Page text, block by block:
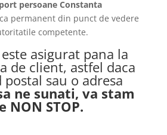
persoane Constanta
permanent din punct de vedere
competente.
asigurat pana la
de client, astfel daca
sau o adresa
ne sunati, va stam
NON STOP.